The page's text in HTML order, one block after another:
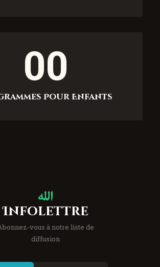
00
Pour Enfants
Infolettre
vous à notre liste de
diffusion